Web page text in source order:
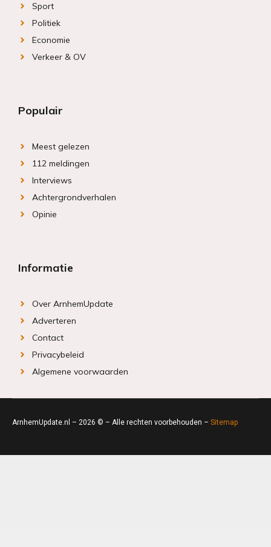
Sport
Politiek
Economie
Verkeer & OV
Populair
Meest gelezen
112 meldingen
Interviews
Achtergrondverhalen
Opinie
Informatie
Over ArnhemUpdate
Adverteren
Contact
Privacybeleid
Algemene voorwaarden
ArnhemUpdate.nl – 2026 © – Alle rechten voorbehouden – Sitemap